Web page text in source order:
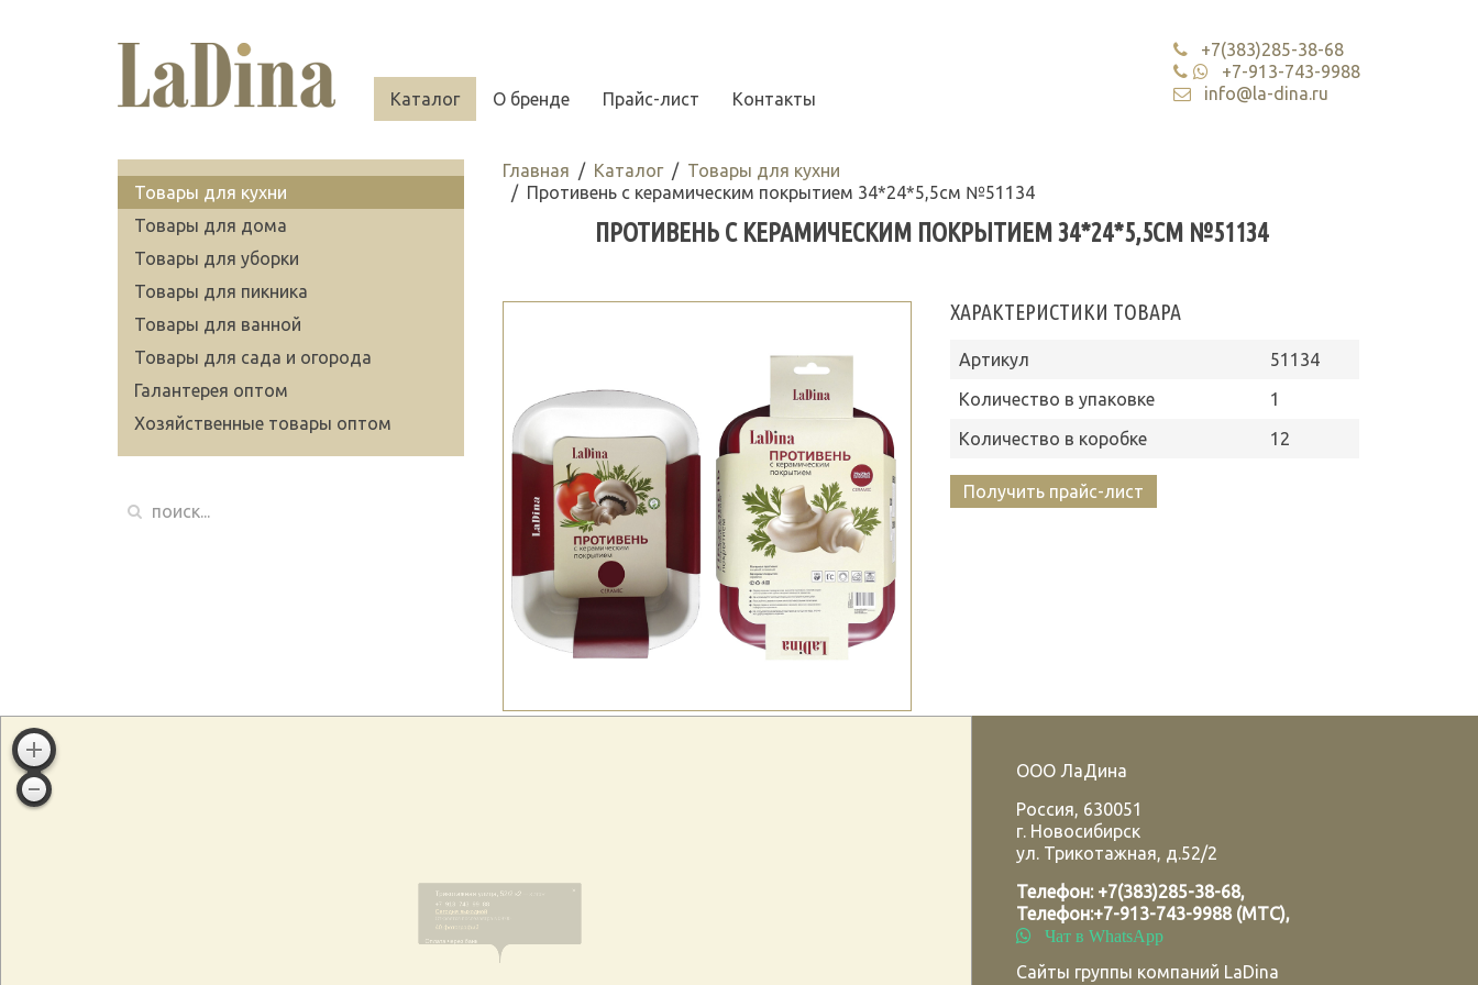
Каталог О бренде Прайс-лист Контакты
+7(383)285-38-68
+7-913-743-9988
info@la-dina.ru
Главная Каталог
Товары для кухни
Противень с керамическим покрытием 34*24*5,5см №51134
ПРОТИВЕНЬ С КЕРАМИЧЕСКИМ ПОКРЫТИЕМ 34*24*5,5СМ №51134
ХАРАКТЕРИСТИКИ ТОВАРА
Артикул
51134
Количество в упаковке
1
Количество в коробке
12
Получить прайс-лист
Товары для кухни
Товары для дома
Товары для уборки
Товары для пикника
Товары для ванной
Товары для сада и огорода
Галантерея оптом
Хозяйственные товары оптом
ООО ЛаДина
Россия, 630051
г. Новосибирск
ул. Трикотажная, д.52/2
Телефон: +7(383)285-38-68,
Телефон:+7-913-743-9988 (МТС),
Чат в WhatsApp
Сайты группы компаний LaDina